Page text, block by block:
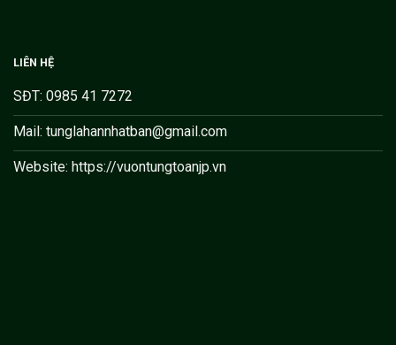
LIÊN HỆ
SĐT: 0985 41 7272
Mail: tunglahannhatban@gmail.com
Website: https://vuontungtoanjp.vn